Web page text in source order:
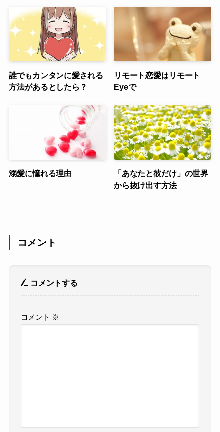
誰でもカンタンに愛される
方法があるとしたら？
リモート恋愛はリモート
Eyeで
溺愛に憧れる理由
「あなたと彼だけ」の世界
から抜け出す方法
コメント
コメントする
コメント ※